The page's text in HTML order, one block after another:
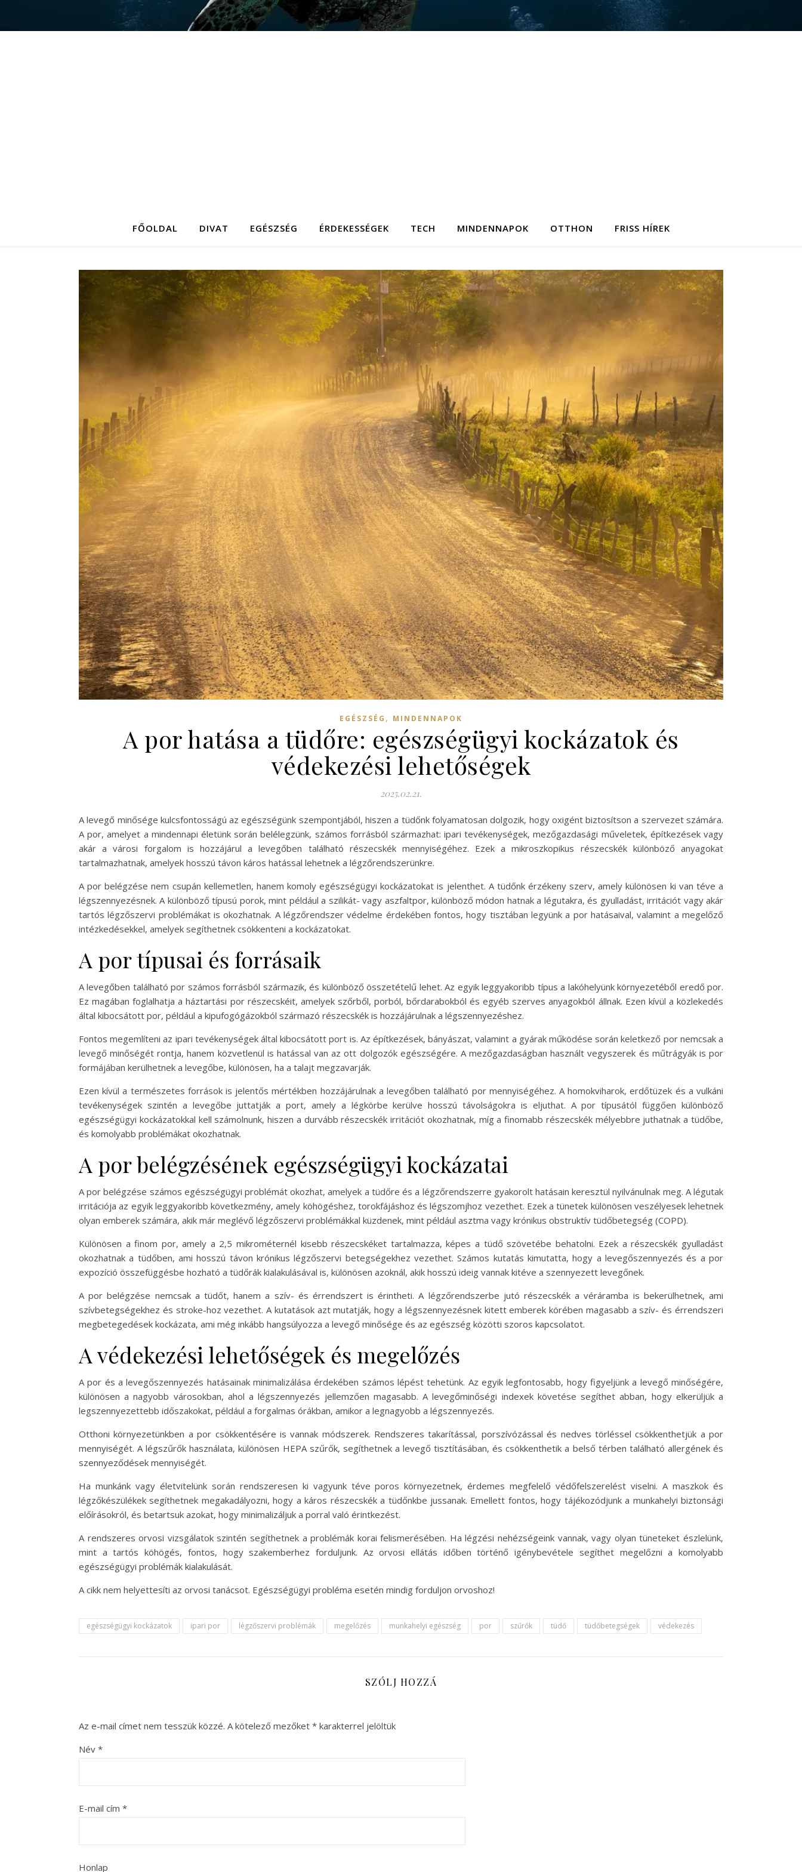
FŐOLDAL DIVAT EGÉSZSÉG ÉRDEKESSÉGEK TECH MINDENNAPOK OTTHON FRISS HÍREK
EGÉSZSÉG , MINDENNAPOK
A por hatása a tüdőre: egészségügyi kockázatok és
védekezési lehetőségek
2025.02.21.
A levegő minősége kulcsfontosságú az egészségünk szempontjából, hiszen a tüdőnk folyamatosan dolgozik, hogy oxigént biztosítson a szervezet számára.
A por, amelyet a mindennapi életünk során belélegzünk, számos forrásból származhat: ipari tevékenységek, mezőgazdasági műveletek, építkezések vagy
akár a városi forgalom is hozzájárul a levegőben található részecskék mennyiségéhez. Ezek a mikroszkopikus részecskék különböző anyagokat
tartalmazhatnak, amelyek hosszú távon káros hatással lehetnek a légzőrendszerünkre.
A por belégzése nem csupán kellemetlen, hanem komoly egészségügyi kockázatokat is jelenthet. A tüdőnk érzékeny szerv, amely különösen ki van téve a
légszennyezésnek. A különböző típusú porok, mint például a szilikát- vagy aszfaltpor, különböző módon hatnak a légutakra, és gyulladást, irritációt vagy akár
tartós légzőszervi problémákat is okozhatnak. A légzőrendszer védelme érdekében fontos, hogy tisztában legyünk a por hatásaival, valamint a megelőző
intézkedésekkel, amelyek segíthetnek csökkenteni a kockázatokat.
A por típusai és forrásaik
A levegőben található por számos forrásból származik, és különböző összetételű lehet. Az egyik leggyakoribb típus a lakóhelyünk környezetéből eredő por.
Ez magában foglalhatja a háztartási por részecskéit, amelyek szőrből, porból, bőrdarabokból és egyéb szerves anyagokból állnak. Ezen kívül a közlekedés
által kibocsátott por, például a kipufogógázokból származó részecskék is hozzájárulnak a légszennyezéshez.
Fontos megemlíteni az ipari tevékenységek által kibocsátott port is. Az építkezések, bányászat, valamint a gyárak működése során keletkező por nemcsak a
levegő minőségét rontja, hanem közvetlenül is hatással van az ott dolgozók egészségére. A mezőgazdaságban használt vegyszerek és műtrágyák is por
formájában kerülhetnek a levegőbe, különösen, ha a talajt megzavarják.
Ezen kívül a természetes források is jelentős mértékben hozzájárulnak a levegőben található por mennyiségéhez. A homokviharok, erdőtüzek és a vulkáni
tevékenységek szintén a levegőbe juttatják a port, amely a légkörbe kerülve hosszú távolságokra is eljuthat. A por típusától függően különböző
egészségügyi kockázatokkal kell számolnunk, hiszen a durvább részecskék irritációt okozhatnak, míg a finomabb részecskék mélyebbre juthatnak a tüdőbe,
és komolyabb problémákat okozhatnak.
A por belégzésének egészségügyi kockázatai
A por belégzése számos egészségügyi problémát okozhat, amelyek a tüdőre és a légzőrendszerre gyakorolt hatásain keresztül nyilvánulnak meg. A légutak
irritációja az egyik leggyakoribb következmény, amely köhögéshez, torokfájáshoz és légszomjhoz vezethet. Ezek a tünetek különösen veszélyesek lehetnek
olyan emberek számára, akik már meglévő légzőszervi problémákkal küzdenek, mint például asztma vagy krónikus obstruktív tüdőbetegség (COPD).
Különösen a finom por, amely a 2,5 mikrométernél kisebb részecskéket tartalmazza, képes a tüdő szövetébe behatolni. Ezek a részecskék gyulladást
okozhatnak a tüdőben, ami hosszú távon krónikus légzőszervi betegségekhez vezethet. Számos kutatás kimutatta, hogy a levegőszennyezés és a por
expozíció összefüggésbe hozható a tüdőrák kialakulásával is, különösen azoknál, akik hosszú ideig vannak kitéve a szennyezett levegőnek.
A por belégzése nemcsak a tüdőt, hanem a szív- és érrendszert is érintheti. A légzőrendszerbe jutó részecskék a véráramba is bekerülhetnek, ami
szívbetegségekhez és stroke-hoz vezethet. A kutatások azt mutatják, hogy a légszennyezésnek kitett emberek körében magasabb a szív- és érrendszeri
megbetegedések kockázata, ami még inkább hangsúlyozza a levegő minősége és az egészség közötti szoros kapcsolatot.
A védekezési lehetőségek és megelőzés
A por és a levegőszennyezés hatásainak minimalizálása érdekében számos lépést tehetünk. Az egyik legfontosabb, hogy figyeljünk a levegő minőségére,
különösen a nagyobb városokban, ahol a légszennyezés jellemzően magasabb. A levegőminőségi indexek követése segíthet abban, hogy elkerüljük a
legszennyezettebb időszakokat, például a forgalmas órákban, amikor a legnagyobb a légszennyezés.
Otthoni környezetünkben a por csökkentésére is vannak módszerek. Rendszeres takarítással, porszívózással és nedves törléssel csökkenthetjük a por
mennyiségét. A légszűrők használata, különösen HEPA szűrők, segíthetnek a levegő tisztításában, és csökkenthetik a belső térben található allergének és
szennyeződések mennyiségét.
Ha munkánk vagy életvitelünk során rendszeresen ki vagyunk téve poros környezetnek, érdemes megfelelő védőfelszerelést viselni. A maszkok és
légzőkészülékek segíthetnek megakadályozni, hogy a káros részecskék a tüdőnkbe jussanak. Emellett fontos, hogy tájékozódjunk a munkahelyi biztonsági
előírásokról, és betartsuk azokat, hogy minimalizáljuk a porral való érintkezést.
A rendszeres orvosi vizsgálatok szintén segíthetnek a problémák korai felismerésében. Ha légzési nehézségeink vannak, vagy olyan tüneteket észlelünk,
mint a tartós köhögés, fontos, hogy szakemberhez forduljunk. Az orvosi ellátás időben történő igénybevétele segíthet megelőzni a komolyabb
egészségügyi problémák kialakulását.
A cikk nem helyettesíti az orvosi tanácsot. Egészségügyi probléma esetén mindig forduljon orvoshoz!
egészségügyi kockázatok ipari por légzőszervi problémák megelőzés munkahelyi egészség por szűrők tüdő tüdőbetegségek védekezés
SZÓLJ HOZZÁ
Az e-mail címet nem tesszük közzé. A kötelező mezőket * karakterrel jelöltük
Név *
E-mail cím *
Honlap